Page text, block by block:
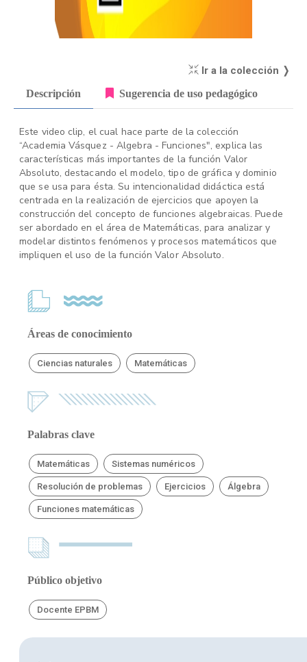
Ir a la colección ❭
Descripción Sugerencia de uso pedagógico
Este video clip, el cual hace parte de la colección
“Academia Vásquez - Algebra - Funciones", explica las
características más importantes de la función Valor
Absoluto, destacando el modelo, tipo de gráfica y dominio
que se usa para ésta. Su intencionalidad didáctica está
centrada en la realización de ejercicios que apoyen la
construcción del concepto de funciones algebraicas. Puede
ser abordado en el área de Matemáticas, para analizar y
modelar distintos fenómenos y procesos matemáticos que
impliquen el uso de la función Valor Absoluto.
Áreas de conocimiento
Ciencias naturales Matemáticas
Palabras clave
Matemáticas Sistemas numéricos
Resolución de problemas Ejercicios Álgebra
Funciones matemáticas
Público objetivo
Docente EPBM